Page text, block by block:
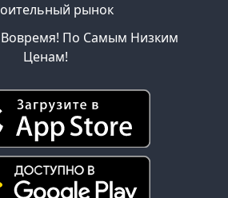
рынок
Вовремя! По Самым Низким
Ценам!